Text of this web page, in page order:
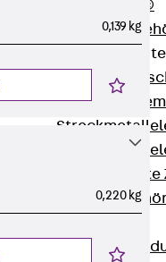
RAPIDOBAT®
Schalrohre
Zurück
0,139 kg
0,220 kg